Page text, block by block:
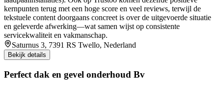
kernpunten terug met een hoge score en veel reviews, terwijl de
tekstuele content doorgaans concreet is over de uitgevoerde situatie
en geleverde afwerking—wat samen wijst op consistente
servicekwaliteit en vakmanschap.
Saturnus 3, 7391 RS Twello, Nederland
Bekijk details
Perfect dak en gevel onderhoud Bv